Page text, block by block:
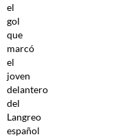
el
gol
que
marcó
el
joven
delantero
del
Langreo
español